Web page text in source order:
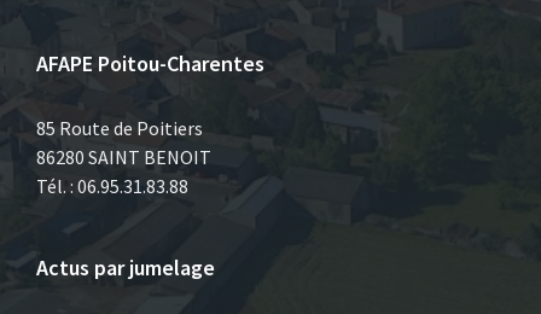
AFAPE Poitou-Charentes
85 Route de Poitiers
86280 SAINT BENOIT
Tél. : 06.95.31.83.88
Actus par jumelage